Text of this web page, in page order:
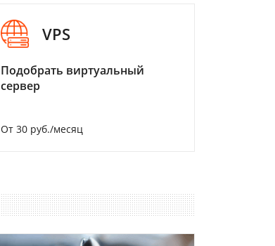
VPS
Подобрать виртуальный
сервер
От 30 руб./месяц